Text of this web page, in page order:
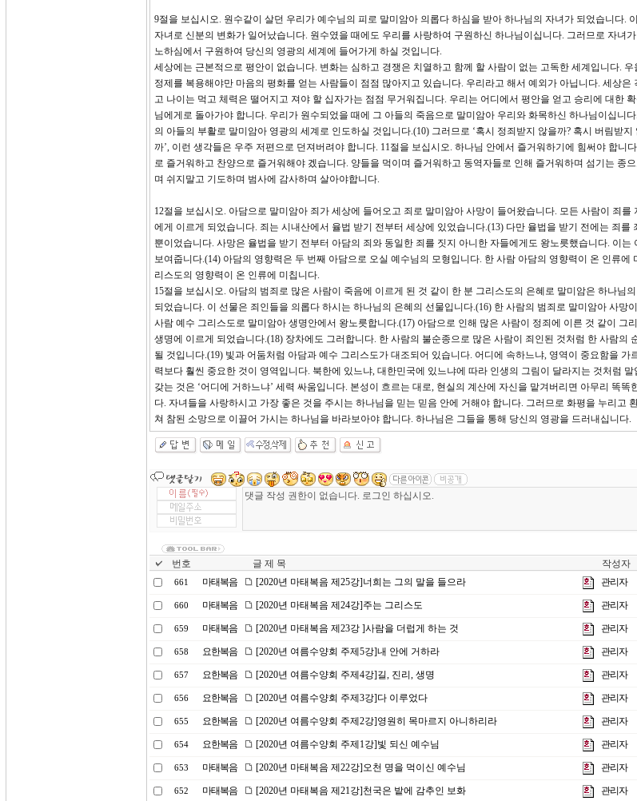
9절을 보십시오. 원수같이 살던 우리가 예수님의 피로 말미암아 의롭다 하심을 받아 하나님의 자녀가 되었습니다.
자녀로 신분의 변화가 일어났습니다. 원수였을 때에도 우리를 사랑하여 구원하신 하나님이십니다. 그러므로 자녀
노하심에서 구원하여 당신의 영광의 세계에 들어가게 하실 것입니다.
세상에는 근본적으로 평안이 없습니다. 변화는 심하고 경쟁은 치열하고 함께 할 사람이 없는 고독한 세계입니다.
정제를 복용해야만 마음의 평화를 얻는 사람들이 점점 많아지고 있습니다. 우리라고 해서 예외가 아닙니다. 세상은
고 나이는 먹고 체력은 떨어지고 져야 할 십자가는 점점 무거워집니다. 우리는 어디에서 평안을 얻고 승리에 대한
님에게로 돌아가야 합니다. 우리가 원수되었을 때에 그 아들의 죽음으로 말미암아 우리와 화목하신 하나님이십니
의 아들의 부활로 말미암아 영광의 세계로 인도하실 것입니다.(10) 그러므로 ‘혹시 정죄받지 않을까? 혹시 버림받지
까’, 이런 생각들은 우주 저편으로 던져버려야 합니다. 11절을 보십시오. 하나님 안에서 즐거워하기에 힘써야 합니
로 즐거워하고 찬양으로 즐거워해야 겠습니다. 양들을 먹이며 즐거워하고 동역자들로 인해 즐거워하며 섬기는 종
며 쉬지말고 기도하며 범사에 감사하며 살아야합니다.
12절을 보십시오. 아담으로 말미암아 죄가 세상에 들어오고 죄로 말미암아 사망이 들어왔습니다. 모든 사람이 죄를
에게 이르게 되었습니다. 죄는 시내산에서 율법 받기 전부터 세상에 있었습니다.(13) 다만 율법을 받기 전에는 죄를
뿐이었습니다. 사망은 율법을 받기 전부터 아담의 죄와 동일한 죄를 짓지 아니한 자들에게도 왕노릇했습니다. 이는
보여줍니다.(14) 아담의 영향력은 두 번째 아담으로 오실 예수님의 모형입니다. 한 사람 아담의 영향력이 온 인류에
리스도의 영향력이 온 인류에 미칩니다.
15절을 보십시오. 아담의 범죄로 많은 사람이 죽음에 이르게 된 것 같이 한 분 그리스도의 은혜로 말미암은 하나님
되었습니다. 이 선물은 죄인들을 의롭다 하시는 하나님의 은혜의 선물입니다.(16) 한 사람의 범죄로 말미암아 사망
사람 예수 그리스도로 말미암아 생명안에서 왕노릇합니다.(17) 아담으로 인해 많은 사람이 정죄에 이른 것 같이 그
생명에 이르게 되었습니다.(18) 장차에도 그러합니다. 한 사람의 불순종으로 많은 사람이 죄인된 것처럼 한 사람의
될 것입니다.(19) 빛과 어둠처럼 아담과 예수 그리스도가 대조되어 있습니다. 어디에 속하느냐, 영역이 중요함을 가
력보다 훨씬 중요한 것이 영역입니다. 북한에 있느냐, 대한민국에 있느냐에 따라 인생의 그림이 달라지는 것처럼
갖는 것은 ‘어디에 거하느냐’ 세력 싸움입니다. 본성이 흐르는 대로, 현실의 계산에 자신을 맡겨버리면 아무리 똑똑
다. 자녀들을 사랑하시고 가장 좋은 것을 주시는 하나님을 믿는 믿음 안에 거해야 합니다. 그러므로 화평을 누리고
쳐 참된 소망으로 이끌어 가시는 하나님을 바라보아야 합니다. 하나님은 그들을 통해 당신의 영광을 드러내십니다.
번호 글 제 목 작성자
661 마태복음 [2020년 마태복음 제25강]너희는 그의 말을 들으라 관리자
660 마태복음 [2020년 마태복음 제24강]주는 그리스도 관리자
659 마태복음 [2020년 마태복음 제23강 ]사람을 더럽게 하는 것 관리자
658 요한복음 [2020년 여름수양회 주제5강]내 안에 거하라 관리자
657 요한복음 [2020년 여름수양회 주제4강]길, 진리, 생명 관리자
656 요한복음 [2020년 여름수양회 주제3강]다 이루었다 관리자
655 요한복음 [2020년 여름수양회 주제2강]영원히 목마르지 아니하리라 관리자
654 요한복음 [2020년 여름수양회 주제1강]빛 되신 예수님 관리자
653 마태복음 [2020년 마태복음 제22강]오천 명을 먹이신 예수님 관리자
652 마태복음 [2020년 마태복음 제21강]천국은 밭에 감추인 보화 관리자